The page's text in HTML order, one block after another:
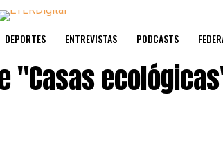
DEPORTES ENTREVISTAS PODCASTS
"Casas